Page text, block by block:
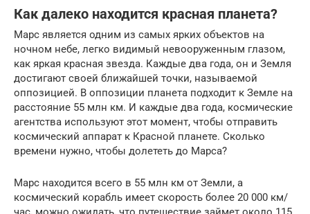
Как далеко находится красная планета?
Марс является одним из самых ярких объектов на
ночном небе, легко видимый невооруженным глазом,
как яркая красная звезда. Каждые два года, он и Земля
достигают своей ближайшей точки, называемой
оппозицией. В оппозиции планета подходит к Земле на
расстояние 55 млн км. И каждые два года, космические
агентства используют этот момент, чтобы отправить
космический аппарат к Красной планете. Сколько
времени нужно, чтобы долететь до Марса?
Марс находится всего в 55 млн км от Земли, а
космический корабль имеет скорость более 20 000 км/